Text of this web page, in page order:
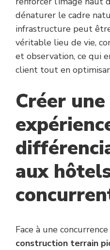
dénaturer le cadre
infrastructure peut
véritable lieu de vie,
et observation, ce qui
client tout en
Créer une
aux
Face à une
construction terrain